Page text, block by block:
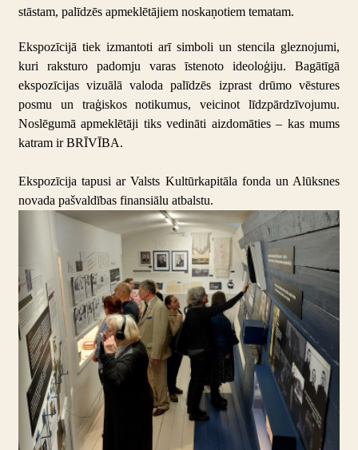
stāstam, palīdzēs apmeklētājiem noskaņotiem tematam.
Ekspozīcijā tiek izmantoti arī simboli un stencila gleznojumi,
kuri raksturo padomju varas īstenoto ideoloģiju. Bagātīgā
ekspozīcijas vizuālā valoda palīdzēs izprast drūmo vēstures
posmu un traģiskos notikumus, veicinot līdzpārdzīvojumu.
Noslēgumā apmeklētāji tiks vedināti aizdomāties – kas mums
katram ir BRĪVĪBA.
Ekspozīcija tapusi ar Valsts Kultūrkapitāla fonda un Alūksnes
novada pašvaldības finansiālu atbalstu.